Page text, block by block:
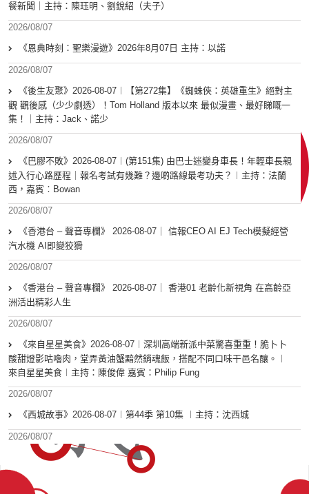
餐新聞｜主持：陳珏明、劉銳紹（夫子）
2026/08/07
《恩典時刻：聖樂漫遊》2026年8月07日 主持：以諾
2026/08/07
《後生友聚》2026-08-07︱【第272集】《蜘蛛俠：英雄重生》絕對主
觀 觀後感（少少劇透）！Tom Holland 版本以來 最似漫畫、最好睇嘅一
集！｜主持：Jack、諾少
2026/08/07
《巴膠不敗》2026-08-07︱(第151集) 由巴士迷變身車長！年輕車長親
述入行心路歷程｜報名考試有幾難？邊啲路線最考功夫？︱主持：法蘭
西，嘉賓︰Bowan
2026/08/07
《香港台 – 聲音專欄》 2026-08-07｜ 信報CEO AI EJ Tech模擬經營
汽水機 AI即變狡猾
2026/08/07
《香港台 – 聲音專欄》 2026-08-07｜ 香港01 老齡化新視角 在高齡亞
洲活出精彩人生
2026/08/07
《來自星星美食》2026-08-07︱深圳高端新派中菜驚喜重重！脆卜卜
酸甜燈影咕嚕肉，堂弄黃油蟹黯然銷魂飯，搭配不同口味干邑名釀。︱
來自星星美食︱主持：陳俊偉 嘉賓：Philip Fung
2026/08/07
《西城故事》2026-08-07︱第44季 第10集 ︱主持：沈西城
2026/08/07